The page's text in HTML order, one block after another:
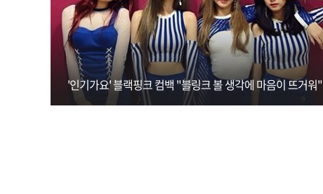
'인기가요' 블랙핑크 컴백 "블링크 볼 생각에 마음이 뜨거워"